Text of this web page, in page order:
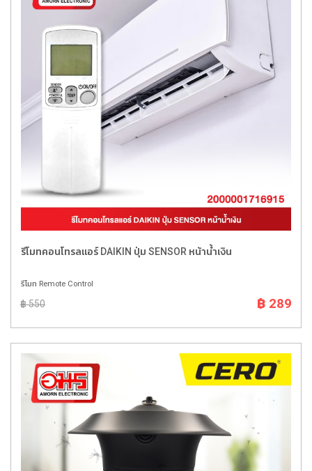
รีโมทคอนโทรลแอร์ DAIKIN ปุ่ม SENSOR หน้าน้ำเงิน
รีโมท Remote Control
฿ 550 ฿ 289